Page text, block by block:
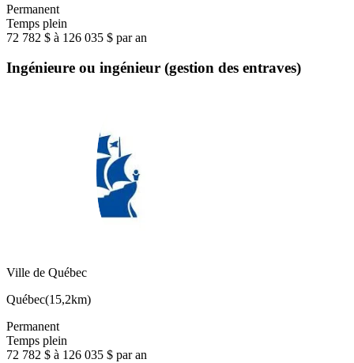
Permanent
Temps plein
72 782 $ à 126 035 $ par an
Ingénieure ou ingénieur (gestion des entraves)
Ville de Québec
Québec(15,2km)
Permanent
Temps plein
72 782 $ à 126 035 $ par an